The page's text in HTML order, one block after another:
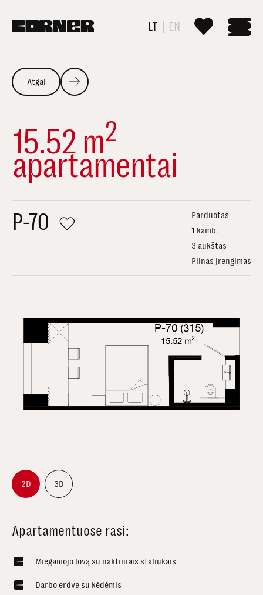
LT EN
Atgal
15.52 m2
apartamentai
P-70
Parduotas
1 kamb.
3 aukštas
Pilnas įrengimas
2D 3D
Apartamentuose rasi:
Miegamojo lovą su naktiniais staliukais
Darbo erdvę su kėdėmis